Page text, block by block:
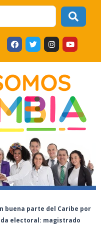
F
a
c
o
o
k
T
w
i
e
r
I
n
s
g
r
a
m
Y
o
u
b
e
buena parte del Caribe por
electoral: magistrado